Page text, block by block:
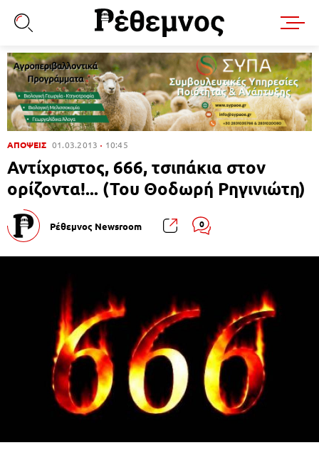
ΑΠΟΨΕΙΣ 01.03.2013 10:45
Αντίχριστος, 666, τσιπάκια στον
ορίζοντα!... (Του Θοδωρή Ρηγινιώτη)
Ρέθεμνος Newsroom 0